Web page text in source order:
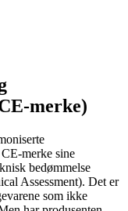
merke)
merke sine
bedømmelse
Assessment). Det er
som ikke